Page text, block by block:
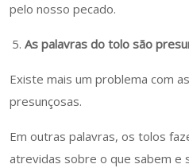
pelo nosso pecado.
As palavras do tolo são
Existe mais um problema com
presunçosas.
Em outras palavras, os tolos
atrevidas sobre o que sabem e